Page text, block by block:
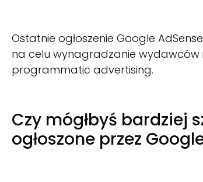
Ostatnie ogłoszenie Google
na celu wynagradzanie wydawców
programmatic advertising.
Czy mógłbyś bardziej
ogłoszone przez